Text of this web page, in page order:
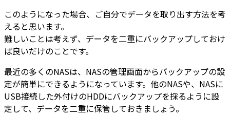
このようになった場合、ご自分でデータを取り出す方法を考
えると思います。
難しいことは考えず、データを二重にバックアップしておけ
ば良いだけのことです。
最近の多くのNASは、NASの管理画面からバックアップの設
定が簡単にできるようになっています。他のNASや、NASに
USB接続した外付けのHDDにバックアップを採るように設
定して、データを二重に保管しておきましょう。